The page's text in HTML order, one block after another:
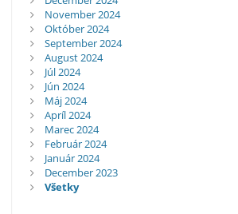
November 2024
Október 2024
September 2024
August 2024
Júl 2024
Jún 2024
Máj 2024
Apríl 2024
Marec 2024
Február 2024
Január 2024
December 2023
Všetky